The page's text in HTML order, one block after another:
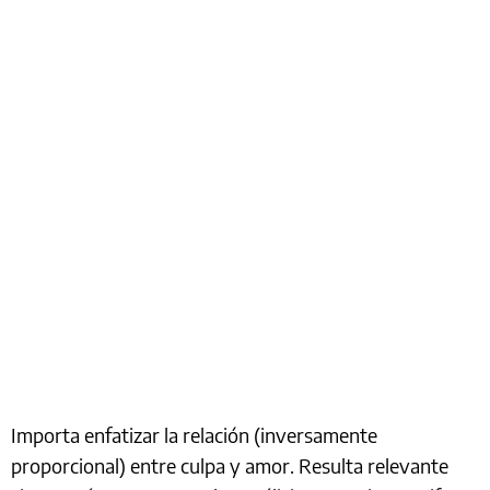
Importa enfatizar la relación (inversamente
proporcional) entre culpa y amor. Resulta relevante